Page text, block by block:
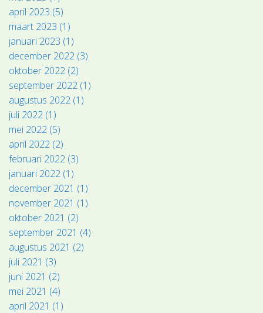
april 2023 (5)
maart 2023 (1)
januari 2023 (1)
december 2022 (3)
oktober 2022 (2)
september 2022 (1)
augustus 2022 (1)
juli 2022 (1)
mei 2022 (5)
april 2022 (2)
februari 2022 (3)
januari 2022 (1)
december 2021 (1)
november 2021 (1)
oktober 2021 (2)
september 2021 (4)
augustus 2021 (2)
juli 2021 (3)
juni 2021 (2)
mei 2021 (4)
april 2021 (1)